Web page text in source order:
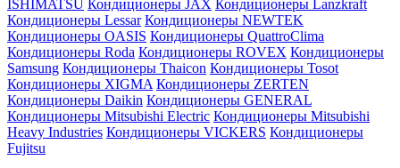
ISHIMATSU Кондиционеры JAX Кондиционеры Lanzkraft
Кондиционеры Lessar Кондиционеры NEWTEK
Кондиционеры OASIS Кондиционеры QuattroClima
Кондиционеры Roda Кондиционеры ROVEX Кондиционеры
Samsung Кондиционеры Thaicon Кондиционеры Tosot
Кондиционеры XIGMA Кондиционеры ZERTEN
Кондиционеры Daikin Кондиционеры GENERAL
Кондиционеры Mitsubishi Electric Кондиционеры Mitsubishi
Heavy Industries Кондиционеры VICKERS Кондиционеры
Fujitsu